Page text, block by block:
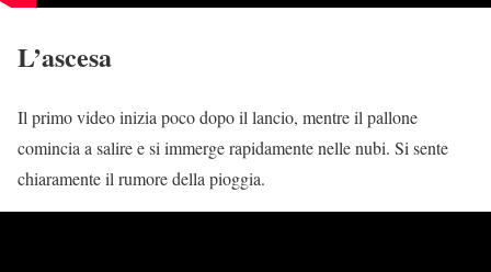
L’ascesa
Il primo video inizia poco dopo il lancio, mentre il pallone
comincia a salire e si immerge rapidamente nelle nubi. Si sente
chiaramente il rumore della pioggia.